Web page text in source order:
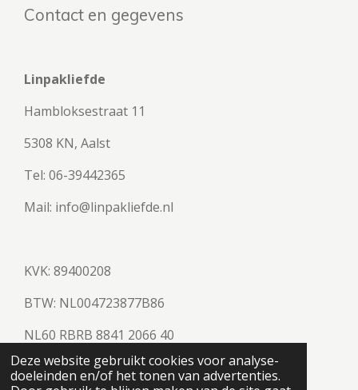
Deze website gebruikt cookies voor analyse-
doeleinden en/of het tonen van advertenties.
Contact en gegevens
Linpakliefde
Hambloksestraat 11
5308 KN, Aalst
Tel: 06-39442365
Mail: info@linpakliefde.nl
KVK: 89400208
BTW: NL004723877B86
NL60 RBRB 8841 2066 40
© 2023 - 2026 Linpakliefde
Powered byJouwWeb